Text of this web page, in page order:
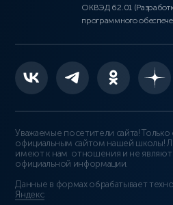
ОКВЭД 62.01
программного
Уважаемые посетители сайта!
официальным сайтом нашей школы!
имеют к нам отношения и не
официальной информации.
Данные в формах обрабатывает
Яндекс